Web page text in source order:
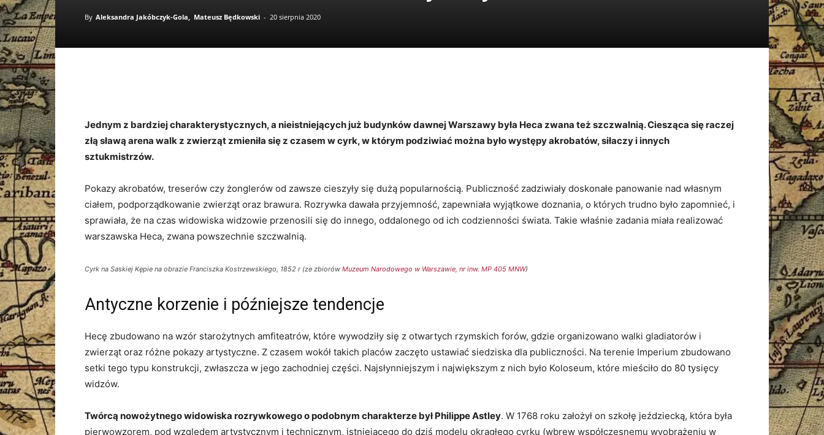
By Aleksandra Jakóbczyk-Gola Mateusz Będkowski - 20 sierpnia 2020
Jednym z bardziej charakterystycznych, a nieistniejących już budynków dawnej Warszawy była Heca zwana też szczwalnią. Ciesząca się raczej
złą sławą arena walk z zwierząt zmieniła się z czasem w cyrk, w którym podziwiać można było występy akrobatów, siłaczy i innych
sztukmistrzów.
Pokazy akrobatów, treserów czy żonglerów od zawsze cieszyły się dużą popularnością. Publiczność zadziwiały doskonałe panowanie nad własnym
ciałem, podporządkowanie zwierząt oraz brawura. Rozrywka dawała przyjemność, zapewniała wyjątkowe doznania, o których trudno było zapomnieć, i
sprawiała, że na czas widowiska widzowie przenosili się do innego, oddalonego od ich codzienności świata. Takie właśnie zadania miała realizować
warszawska Heca, zwana powszechnie szczwalnią.
Cyrk na Saskiej Kępie na obrazie Franciszka Kostrzewskiego, 1852 r (ze zbiorów Muzeum Narodowego w Warszawie, nr inw. MP 405 MNW)
Antyczne korzenie i późniejsze tendencje
Hecę zbudowano na wzór starożytnych amfiteatrów, które wywodziły się z otwartych rzymskich forów, gdzie organizowano walki gladiatorów i
zwierząt oraz różne pokazy artystyczne. Z czasem wokół takich placów zaczęto ustawiać siedziska dla publiczności. Na terenie Imperium zbudowano
setki tego typu konstrukcji, zwłaszcza w jego zachodniej części. Najsłynniejszym i największym z nich było Koloseum, które mieściło do 80 tysięcy
widzów.
Twórcą nowożytnego widowiska rozrywkowego o podobnym charakterze był Philippe Astley. W 1768 roku założył on szkołę jeździecką, która była
pierwowzorem, pod względem artystycznym i technicznym, istniejącego do dziś modelu okrągłego cyrku (wbrew współczesnemu wyobrażeniu w